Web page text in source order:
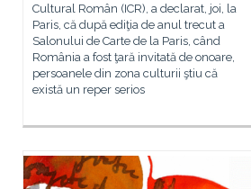
Cultural Român (ICR), a declarat, joi, la
Paris, că după ediţia de anul trecut a
Salonului de Carte de la Paris, când
România a fost ţară invitată de onoare,
persoanele din zona culturii ştiu că
există un reper serios